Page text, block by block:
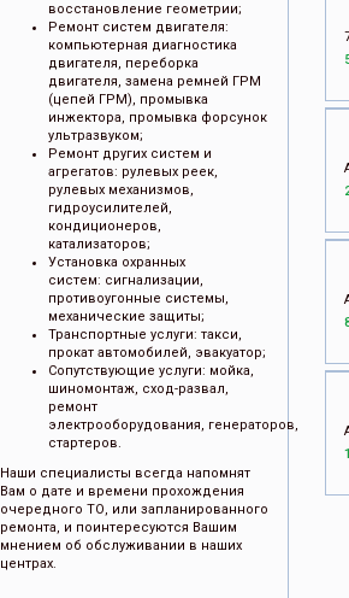
восстановление геометрии;
Ремонт систем двигателя:
компьютерная диагностика
двигателя, переборка
двигателя, замена ремней ГРМ
(цепей ГРМ), промывка
инжектора, промывка форсунок
ультразвуком;
Ремонт других систем и
агрегатов: рулевых реек,
рулевых механизмов,
гидроусилителей,
кондиционеров,
катализаторов;
Установка охранных
систем: сигнализации,
противоугонные системы,
механические защиты;
Транспортные услуги: такси,
прокат автомобилей, эвакуатор;
Cопутствующие услуги: мойка,
шиномонтаж, сход-развал,
ремонт
электрооборудования, генераторов,
стартеров.
Наши специалисты всегда напомнят
Вам о дате и времени прохождения
очередного ТО, или запланированного
ремонта, и поинтересуются Вашим
мнением об обслуживании в наших
центрах.